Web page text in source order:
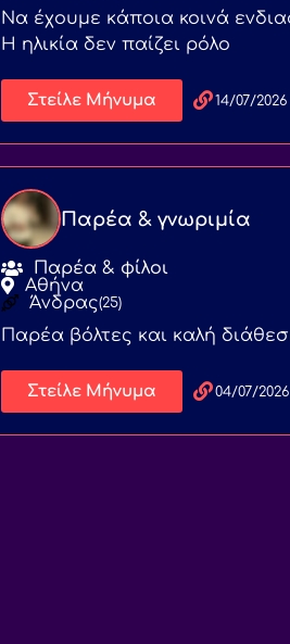
Να έχουμε κάποια κοινά
Η ηλικία δεν παίζει ρόλο
Στείλε Μήνυμα 14/07/2026
Παρέα & γνωριμία
Παρέα & φίλοι
Αθήνα
Άνδρας(25)
Παρέα βόλτες και καλή
Στείλε Μήνυμα 04/07/2026